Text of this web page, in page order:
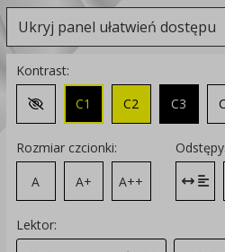
Ukryj panel ułatwień dostępu
Kontrast:
Zmień kontrast na domyślny
C1 C2 C3
Rozmiar czcionki:
A
A+ A++
Odstępy:
Lektor: